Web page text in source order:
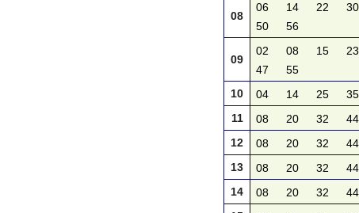
08
06 14 22 30
50
56
09
02 08 15 23
47
55
10 04 14 25 35
11
08 20 32 44
12
08 20 32 44
13
08 20 32 44
14
08 20 32 44